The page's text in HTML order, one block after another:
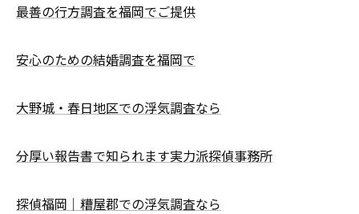
最善の行方調査を福岡でご提供
安心のための結婚調査を福岡で
大野城・春日地区での浮気調査なら
分厚い報告書で知られます実力派探偵事務所
探偵福岡｜糟屋郡での浮気調査なら